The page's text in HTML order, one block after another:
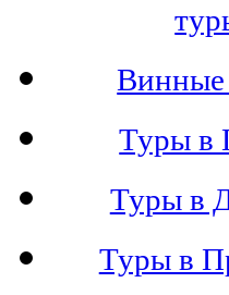
Туры в
Туры в
Туры в